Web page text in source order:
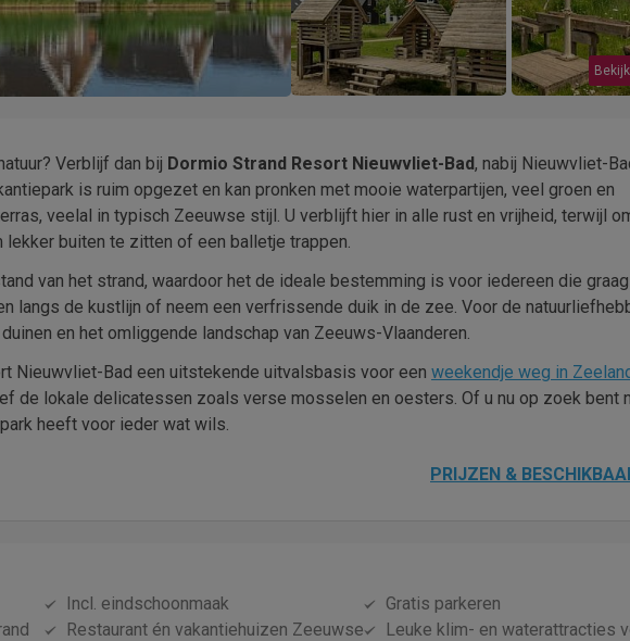
Verblijf dan bij Dormio Strand Resort Nieuwvliet-Bad, nabij Nieuwvliet-
is ruim opgezet en kan pronken met mooie waterpartijen, veel groen en
veelal in typisch Zeeuwse stijl. U verblijft hier in alle rust en vrijheid, terwijl
buiten te zitten of een balletje trappen.
van het strand, waardoor het de ideale bestemming is voor iedereen die graag
langs de kustlijn of neem een verfrissende duik in de zee. Voor de
en het omliggende landschap van Zeeuws-Vlaanderen.
Nieuwvliet-Bad een uitstekende uitvalsbasis voor een weekendje weg in
de lokale delicatessen zoals verse mosselen en oesters. Of u nu op zoek bent
heeft voor ieder wat wils.
PRIJZEN &
Incl. eindschoonmaak
Gratis parkeren
Restaurant én vakantiehuizen Zeeuwse
Leuke klim- en waterattracties